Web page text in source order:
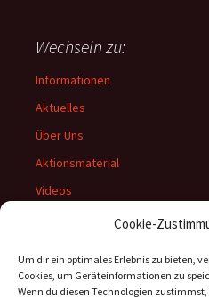
Cookie-
Um dir ein optimales Erlebnis zu bieten,
Cookies, um Geräteinformationen zu
Wenn du diesen Technologien
Wechseln zu:
Informationen
Aktuelles
Über Uns
Aktionsmaterial
Videos